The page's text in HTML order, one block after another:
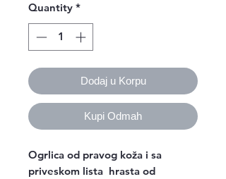
Quantity *
Dodaj u Korpu
Kupi Odmah
Ogrlica od pravog koža i sa
priveskom lista  hrasta od